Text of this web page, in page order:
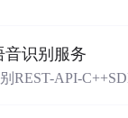
电流内环双闭环
变等动态工况下
搭建全系统仿真模
识别服务
REST-API-